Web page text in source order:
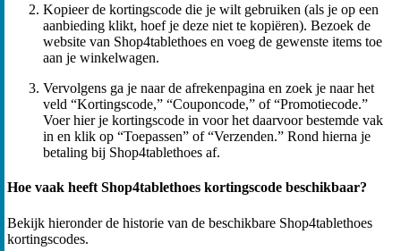
Kopieer de kortingscode die je wilt gebruiken (als je op een
aanbieding klikt, hoef je deze niet te kopiëren). Bezoek de
website van Shop4tablethoes en voeg de gewenste items toe
aan je winkelwagen.
Vervolgens ga je naar de afrekenpagina en zoek je naar het
veld “Kortingscode,” “Couponcode,” of “Promotiecode.”
Voer hier je kortingscode in voor het daarvoor bestemde vak
in en klik op “Toepassen” of “Verzenden.” Rond hierna je
betaling bij Shop4tablethoes af.
Hoe vaak heeft Shop4tablethoes kortingscode beschikbaar?
Bekijk hieronder de historie van de beschikbare Shop4tablethoes
kortingscodes.